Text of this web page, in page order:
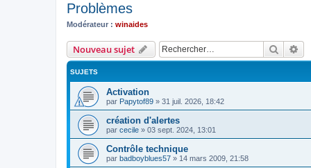
Problèmes
Modérateur : winaides
Nouveau sujet
SUJETS
Activation
par Papytof89 » 31 juil. 2026, 18:42
création d'alertes
par cecile » 03 sept. 2024, 13:01
Contrôle technique
par badboyblues57 » 14 mars 2009, 21:58